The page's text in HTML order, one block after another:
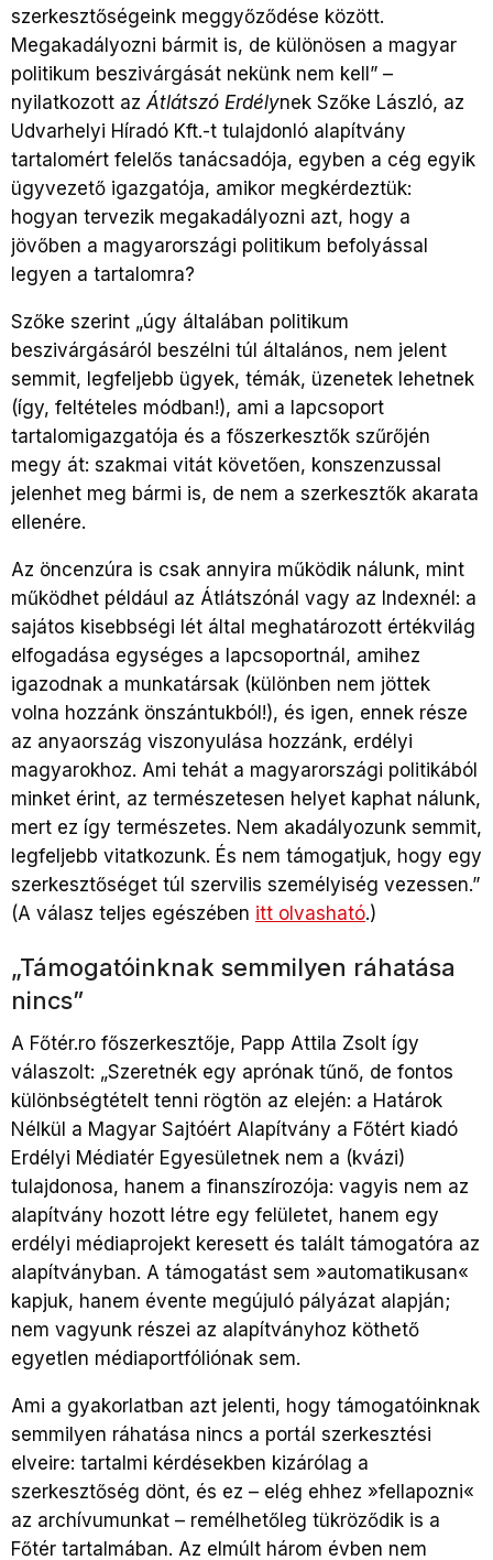
szerkesztőségeink meggyőződése között.
Megakadályozni bármit is, de különösen a magyar
politikum beszivárgását nekünk nem kell” –
nyilatkozott az Átlátszó Erdélynek Szőke László, az
Udvarhelyi Híradó Kft.-t tulajdonló alapítvány
tartalomért felelős tanácsadója, egyben a cég egyik
ügyvezető igazgatója, amikor megkérdeztük:
hogyan tervezik megakadályozni azt, hogy a
jövőben a magyarországi politikum befolyással
legyen a tartalomra?
Szőke szerint „úgy általában politikum
beszivárgásáról beszélni túl általános, nem jelent
semmit, legfeljebb ügyek, témák, üzenetek lehetnek
(így, feltételes módban!), ami a lapcsoport
tartalomigazgatója és a főszerkesztők szűrőjén
megy át: szakmai vitát követően, konszenzussal
jelenhet meg bármi is, de nem a szerkesztők akarata
ellenére.
Az öncenzúra is csak annyira működik nálunk, mint
működhet például az Átlátszónál vagy az Indexnél: a
sajátos kisebbségi lét által meghatározott értékvilág
elfogadása egységes a lapcsoportnál, amihez
igazodnak a munkatársak (különben nem jöttek
volna hozzánk önszántukból!), és igen, ennek része
az anyaország viszonyulása hozzánk, erdélyi
magyarokhoz. Ami tehát a magyarországi politikából
minket érint, az természetesen helyet kaphat nálunk,
mert ez így természetes. Nem akadályozunk semmit,
legfeljebb vitatkozunk. És nem támogatjuk, hogy egy
szerkesztőséget túl szervilis személyiség vezessen.”
(A válasz teljes egészében itt olvasható.)
„Támogatóinknak semmilyen ráhatása
nincs”
A Főtér.ro főszerkesztője, Papp Attila Zsolt így
válaszolt: „Szeretnék egy aprónak tűnő, de fontos
különbségtételt tenni rögtön az elején: a Határok
Nélkül a Magyar Sajtóért Alapítvány a Főtért kiadó
Erdélyi Médiatér Egyesületnek nem a (kvázi)
tulajdonosa, hanem a finanszírozója: vagyis nem az
alapítvány hozott létre egy felületet, hanem egy
erdélyi médiaprojekt keresett és talált támogatóra az
alapítványban. A támogatást sem »automatikusan«
kapjuk, hanem évente megújuló pályázat alapján;
nem vagyunk részei az alapítványhoz köthető
egyetlen médiaportfóliónak sem.
Ami a gyakorlatban azt jelenti, hogy támogatóinknak
semmilyen ráhatása nincs a portál szerkesztési
elveire: tartalmi kérdésekben kizárólag a
szerkesztőség dönt, és ez – elég ehhez »fellapozni«
az archívumunkat – remélhetőleg tükröződik is a
Főtér tartalmában. Az elmúlt három évben nem